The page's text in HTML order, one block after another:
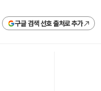
구글 검색 선호 출처로 추가